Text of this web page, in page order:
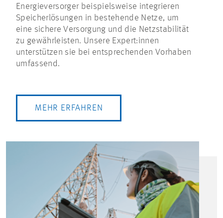
Energieversorger beispielsweise integrieren
Speicherlösungen in bestehende Netze, um
eine sichere Versorgung und die Netzstabilität
zu gewährleisten. Unsere Expert:innen
unterstützen sie bei entsprechenden Vorhaben
umfassend.
MEHR ERFAHREN